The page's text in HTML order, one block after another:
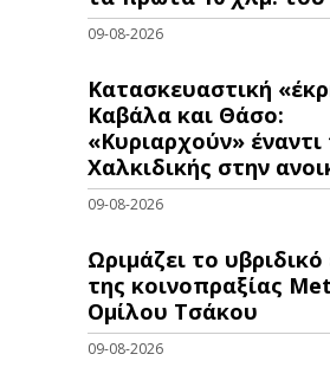
09-08-2026
Κατασκευαστική
Καβάλα και Θάσο:
«Κυριαρχούν» έναντι
Χαλκιδικής στην
09-08-2026
Ωριμάζει το
της κοινοπραξίας
Ομίλου Τσάκου
09-08-2026